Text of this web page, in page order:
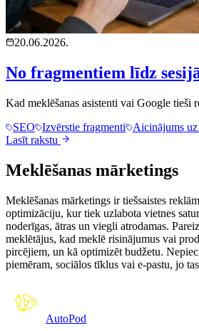
20.06.2026.
No fragmentiem līdz
Kad meklēšanas asistenti vai Google tieši
SEO
Izvērstie fragmenti
Aicinājums
Lasīt rakstu
Meklēšanas mārketings
Meklēšanas mārketings ir tiešsaistes
optimizāciju, kur tiek uzlabota vietnes
noderīgas, ātras un viegli atrodamas.
meklētājus, kad meklē risinājumus vai
pircējiem, un kā optimizēt budžetu.
piemēram, sociālos tīklus vai e-pastu, jo
AutoPod